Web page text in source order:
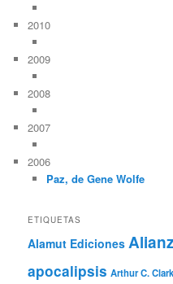
2010
2009
2008
2007
2006
Paz, de Gene Wolfe
ETIQUETAS
Alamut Ediciones
apocalipsis Arthur C.